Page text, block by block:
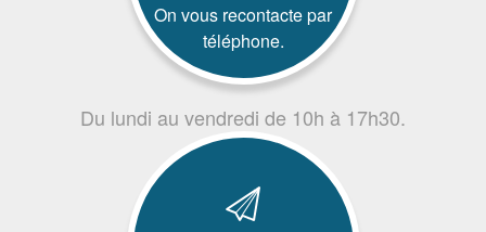
On vous recontacte par
téléphone.
Du lundi au vendredi de 10h à 17h30.